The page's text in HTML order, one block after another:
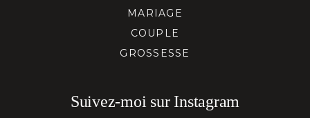
MARIAGE
COUPLE
GROSSESSE
Suivez-moi sur Instagram